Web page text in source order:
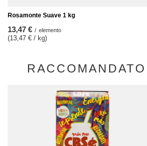
Rosamonte Suave 1 kg
13,47 € / elemento
(13,47 € / kg)